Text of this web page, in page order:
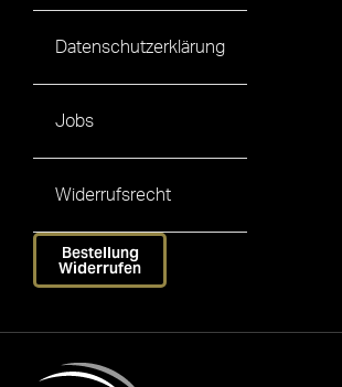
Datenschutzerklärung
Jobs
Widerrufsrecht
Bestellung
Widerrufen